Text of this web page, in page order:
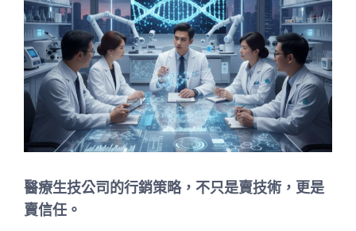
醫療生技公司的行銷策略，不只是賣技術，更是
賣信任。